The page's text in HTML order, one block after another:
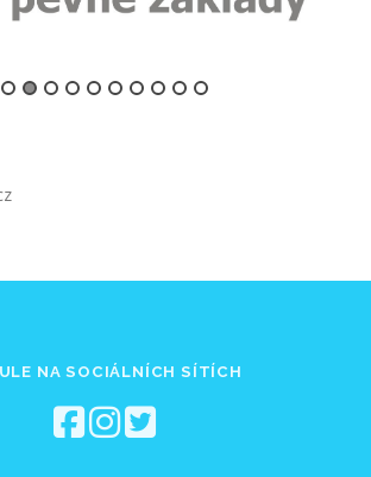
NA SOCIÁLNÍCH SÍTÍCH